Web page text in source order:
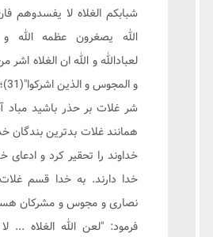
شبابکم الغلاه لا یفسدوهم
الله یصغرون عظمه الله و
لعبادالله و الله ان الغلاه اشر
و
شر غلات بر حذر باشید مباد
همانند غلات بدترین بندگان
خداوند را تحقیر کرد و ادعای
خدا دارند. به خدا قسم
نصاری و مجوس و مشرکان
فرمود: "لعن الله الغلاه ...